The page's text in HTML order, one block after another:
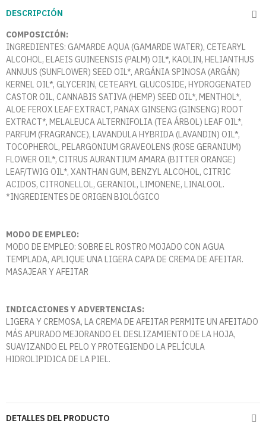
DESCRIPCIÓN
COMPOSICIÓN:
INGREDIENTES: GAMARDE AQUA (GAMARDE WATER), CETEARYL
ALCOHOL, ELAEIS GUINEENSIS (PALM) OIL*, KAOLIN, HELIANTHUS
ANNUUS (SUNFLOWER) SEED OIL*, ARGÁNIA SPINOSA (ARGÁN)
KERNEL OIL*, GLYCERIN, CETEARYL GLUCOSIDE, HYDROGENATED
CASTOR OIL, CANNABIS SATIVA (HEMP) SEED OIL*, MENTHOL*,
ALOE FEROX LEAF EXTRACT, PANAX GINSENG (GINSENG) ROOT
EXTRACT*, MELALEUCA ALTERNIFOLIA (TEA ÁRBOL) LEAF OIL*,
PARFUM (FRAGRANCE), LAVANDULA HYBRIDA (LAVANDIN) OIL*,
TOCOPHEROL, PELARGONIUM GRAVEOLENS (ROSE GERANIUM)
FLOWER OIL*, CITRUS AURANTIUM AMARA (BITTER ORANGE)
LEAF/TWIG OIL*, XANTHAN GUM, BENZYL ALCOHOL, CITRIC
ACIDOS, CITRONELLOL, GERANIOL, LIMONENE, LINALOOL.
*INGREDIENTES DE ORIGEN BIOLÓGICO
MODO DE EMPLEO:
MODO DE EMPLEO: SOBRE EL ROSTRO MOJADO CON AGUA
TEMPLADA, APLIQUE UNA LIGERA CAPA DE CREMA DE AFEITAR.
MASAJEAR Y AFEITAR
INDICACIONES Y ADVERTENCIAS:
LIGERA Y CREMOSA, LA CREMA DE AFEITAR PERMITE UN AFEITADO
MÁS APURADO MEJORANDO EL DESLIZAMIENTO DE LA HOJA,
SUAVIZANDO EL PELO Y PROTEGIENDO LA PELÍCULA
HIDROLIPIDICA DE LA PIEL.
DETALLES DEL PRODUCTO